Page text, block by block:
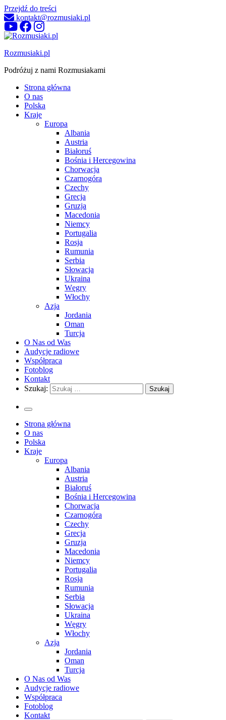
Przejdź do treści
kontakt@rozmusiaki.pl
Rozmusiaki.pl
Podróżuj z nami Rozmusiakami
Strona główna
O nas
Polska
Kraje
Europa
Albania
Austria
Białoruś
Bośnia i Hercegowina
Chorwacja
Czarnogóra
Czechy
Grecja
Gruzja
Macedonia
Niemcy
Portugalia
Rosja
Rumunia
Serbia
Słowacja
Ukraina
Węgry
Włochy
Azja
Jordania
Oman
Turcja
O Nas od Was
Audycje radiowe
Współpraca
Fotoblog
Kontakt
Szukaj:
Strona główna
O nas
Polska
Kraje
Europa
Albania
Austria
Białoruś
Bośnia i Hercegowina
Chorwacja
Czarnogóra
Czechy
Grecja
Gruzja
Macedonia
Niemcy
Portugalia
Rosja
Rumunia
Serbia
Słowacja
Ukraina
Węgry
Włochy
Azja
Jordania
Oman
Turcja
O Nas od Was
Audycje radiowe
Współpraca
Fotoblog
Kontakt